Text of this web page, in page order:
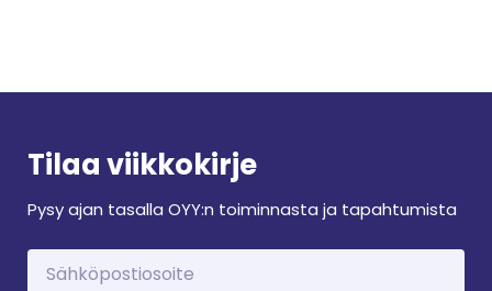
Tilaa viikkokirje
Pysy ajan tasalla OYY:n toiminnasta ja tapahtumista